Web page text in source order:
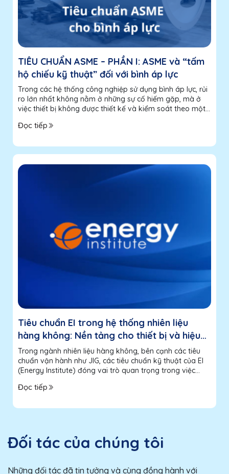
TIÊU CHUẨN ASME – PHẦN I: ASME và “tấm
hộ chiếu kỹ thuật” đối với bình áp lực
Trong các hệ thống công nghiệp sử dụng bình áp lực, rủi
ro lớn nhất không nằm ở những sự cố hiếm gặp, mà ở
việc thiết bị không được thiết kế và kiểm soát theo một
vận...
Đọc tiếp
Tiêu chuẩn EI trong hệ thống nhiên liệu
hàng không: Nền tảng cho thiết bị và hiệu
suất
Trong ngành nhiên liệu hàng không, bên cạnh các tiêu
chuẩn vận hành như JIG, các tiêu chuẩn kỹ thuật của EI
(Energy Institute) đóng vai trò quan trọng trong việc
tập trung vào “cách vận hành...
Đọc tiếp
Đối tác của chúng tôi
Những đối tác đã tin tưởng và cùng đồng hành với